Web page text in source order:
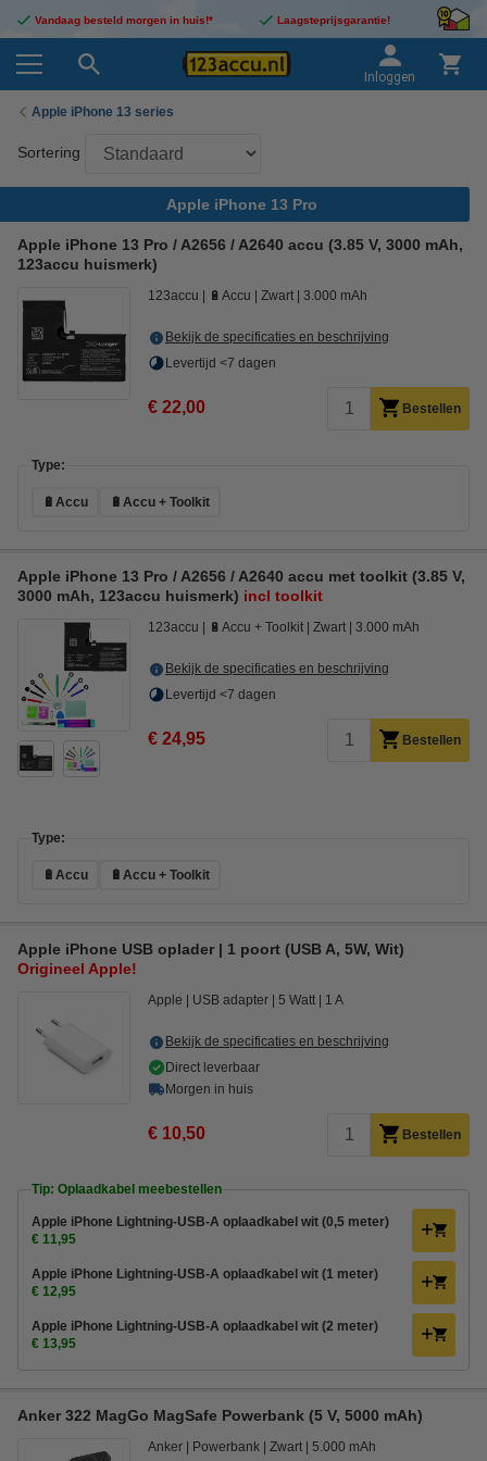
Vandaag besteld morgen in huis!* Laagsteprijsgarantie!
Inloggen
Apple iPhone 13 series
Sortering
Apple iPhone 13 Pro
Apple iPhone 13 Pro / A2656 / A2640 accu (3.85 V, 3000 mAh,
123accu huismerk)
123accu 🔋Accu Zwart 3.000 mAh
Bekijk de specificaties en beschrijving
Levertijd <7 dagen
€ 22,00 Bestellen
Type:
🔋Accu 🔋Accu + Toolkit
Apple iPhone 13 Pro / A2656 / A2640 accu met toolkit (3.85 V,
3000 mAh, 123accu huismerk) incl toolkit
123accu 🔋Accu + Toolkit Zwart 3.000 mAh
Bekijk de specificaties en beschrijving
Levertijd <7 dagen
€ 24,95 Bestellen
Type:
🔋Accu 🔋Accu + Toolkit
Apple iPhone USB oplader | 1 poort (USB A, 5W, Wit)
Origineel Apple!
Apple USB adapter 5 Watt 1 A
Bekijk de specificaties en beschrijving
Direct leverbaar
Morgen in huis
€ 10,50 Bestellen
Tip: Oplaadkabel meebestellen
Apple iPhone Lightning-USB-A oplaadkabel wit (0,5 meter)
€ 11,95
Apple iPhone Lightning-USB-A oplaadkabel wit (1 meter)
€ 12,95
Apple iPhone Lightning-USB-A oplaadkabel wit (2 meter)
€ 13,95
Anker 322 MagGo MagSafe Powerbank (5 V, 5000 mAh)
Anker Powerbank Zwart 5.000 mAh